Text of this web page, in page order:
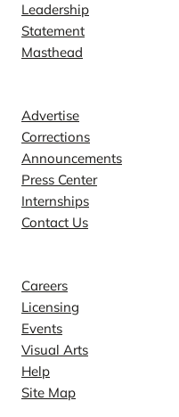
Leadership
Statement
Masthead
Advertise
Corrections
Announcements
Press Center
Internships
Contact Us
Careers
Licensing
Events
Visual Arts
Help
Site Map